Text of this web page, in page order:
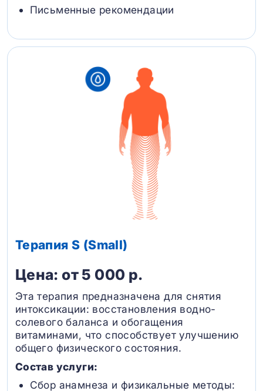
Письменные рекомендации
Терапия S (Small)
Цена: от 5 000 р.
Эта терапия предназначена для снятия
интоксикации: восстановления водно-
солевого баланса и обогащения
витаминами, что способствует улучшению
общего физического состояния.
Состав услуги:
Сбор анамнеза и физикальные методы: